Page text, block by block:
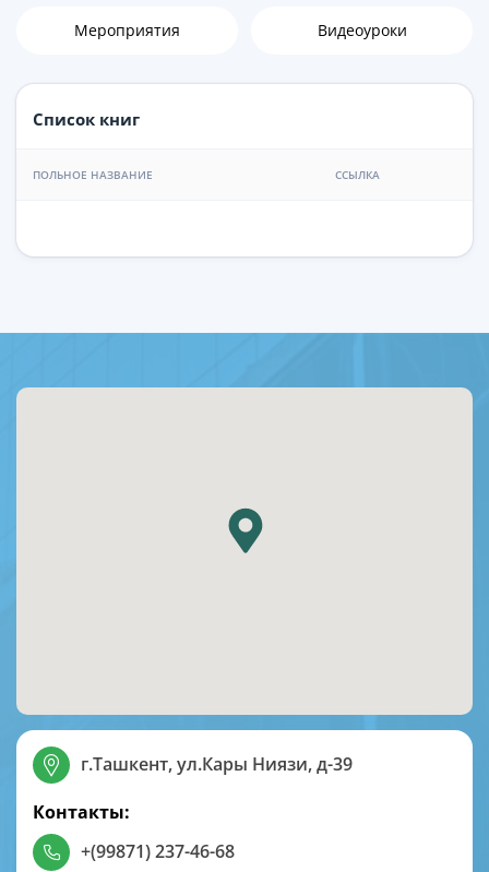
Мероприятия Видеоуроки
Список книг
ПОЛЬНОЕ НАЗВАНИЕ ССЫЛКА
г.Ташкент, ул.Кары Ниязи, д-39
Контакты:
+(99871) 237-46-68